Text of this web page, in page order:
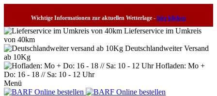
Wichtige Informationen zur aktuellen Wetterlage - hier klicken
Lieferservice im Umkreis
von 40km
Deutschlandweiter Versand
ab 10Kg
Hofladen: Mo +
Do: 16 - 18 // Sa: 10 - 12 Uhr
Menü